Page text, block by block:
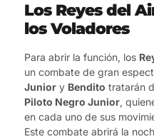
Los Reyes del
los Voladores
Para abrir la función, los
un combate de gran
Junior y Bendito tratarán
Piloto Negro Junior,
en cada uno de sus
Este combate abrirá la